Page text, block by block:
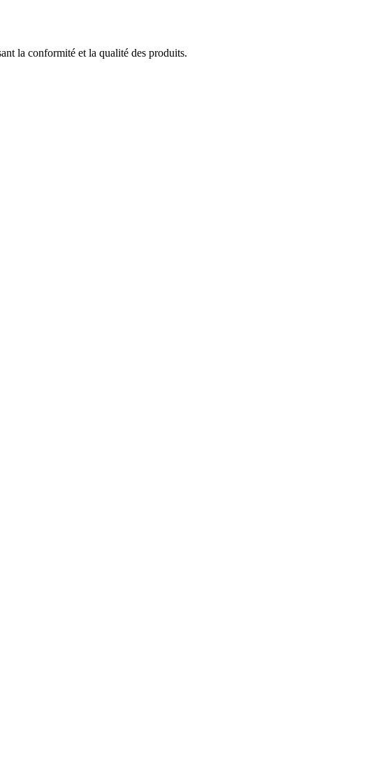
la conformité et la qualité des produits.